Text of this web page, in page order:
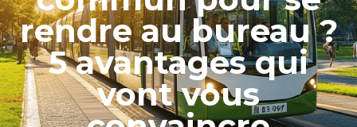
rendre au bureau ?
5 avantages qui
vont vous